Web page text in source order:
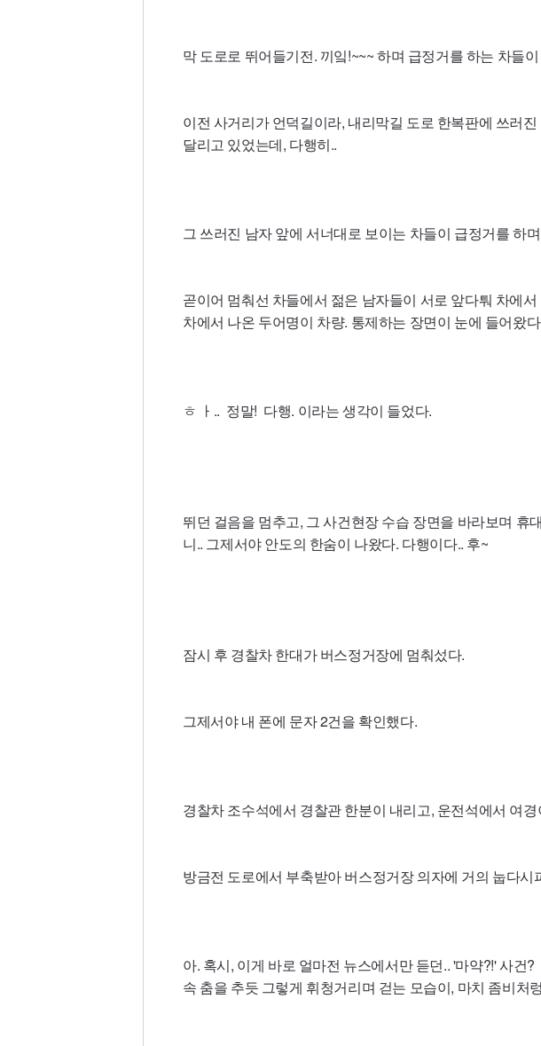
막 도로로 뛰어들기전. 끼잌!~~~ 하며 급정거를 하는 차들
이전 사거리가 언덕길이라, 내리막길 도로 한복판에 쓰러
달리고 있었는데, 다행히..
그 쓰러진 남자 앞에 서너대로 보이는 차들이 급정거를 하
곧이어 멈춰선 차들에서 젊은 남자들이 서로 앞다퉈 차에
차에서 나온 두어명이 차량. 통제하는 장면이 눈에 들어왔
ㅎ ㅏ.. 정말! 다행. 이라는 생각이 들었다.
뛰던 걸음을 멈추고, 그 사건현장 수습 장면을 바라보며 휴
니.. 그제서야 안도의 한숨이 나왔다. 다행이다.. 후~
잠시 후 경찰차 한대가 버스정거장에 멈춰섰다.
그제서야 내 폰에 문자 2건을 확인했다.
경찰차 조수석에서 경찰관 한분이 내리고, 운전석에서 여
방금전 도로에서 부축받아 버스정거장 의자에 거의 눕다
아. 혹시, 이게 바로 얼마전 뉴스에서만 듣던.. '마약?!' 사건
속 춤을 추듯 그렇게 휘청거리며 걷는 모습이, 마치 좀비처